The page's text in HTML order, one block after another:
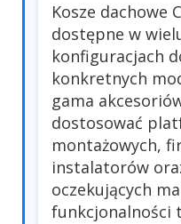
Kosze dachowe
dostępne w
konfiguracjach
konkretnych
gama
dostosować
montażowych,
instalatorów
oczekujących
funkcjonalności